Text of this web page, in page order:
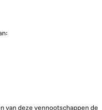
van deze vennootschappen de